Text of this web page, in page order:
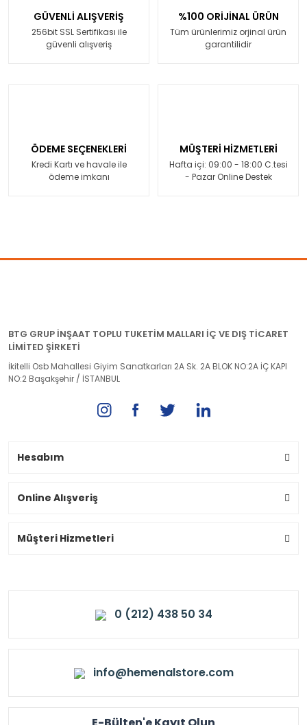
GÜVENLİ ALIŞVERİŞ
256bit SSL Sertifikası ile
güvenli alışveriş
%100 ORİJİNAL ÜRÜN
Tüm ürünlerimiz orjinal ürün
garantilidir
ÖDEME SEÇENEKLERİ
Kredi Kartı ve havale ile
ödeme imkanı
MÜŞTERİ HİZMETLERİ
Hafta içi: 09:00 - 18:00 C.tesi
- Pazar Online Destek
BTG GRUP İNŞAAT TOPLU TUKETİM MALLARI İÇ VE DIŞ TİCARET
LİMİTED ŞİRKETİ
İkitelli Osb Mahallesi Giyim Sanatkarları 2A Sk. 2A BLOK NO:2A İÇ KAPI
NO:2 Başakşehir / İSTANBUL
Hesabım
Online Alışveriş
Müşteri Hizmetleri
0 (212) 438 50 34
info@hemenalstore.com